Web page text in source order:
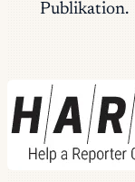
Publikation.